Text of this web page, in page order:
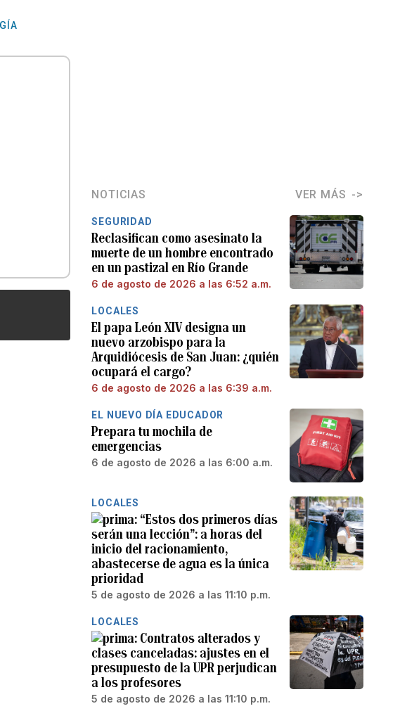
NOTICIAS VER MÁS
SEGURIDAD
Reclasifican como asesinato la
muerte de un hombre encontrado
en un pastizal en Río Grande
6 de agosto de 2026 a las 6:52 a.m.
LOCALES
El papa León XIV designa un
nuevo arzobispo para la
Arquidiócesis de San Juan: ¿quién
ocupará el cargo?
6 de agosto de 2026 a las 6:39 a.m.
EL NUEVO DÍA EDUCADOR
Prepara tu mochila de
emergencias
6 de agosto de 2026 a las 6:00 a.m.
LOCALES
“Estos dos primeros días
serán una lección”: a horas del
inicio del racionamiento,
abastecerse de agua es la única
prioridad
5 de agosto de 2026 a las 11:10 p.m.
LOCALES
Contratos alterados y
clases canceladas: ajustes en el
presupuesto de la UPR perjudican
a los profesores
5 de agosto de 2026 a las 11:10 p.m.